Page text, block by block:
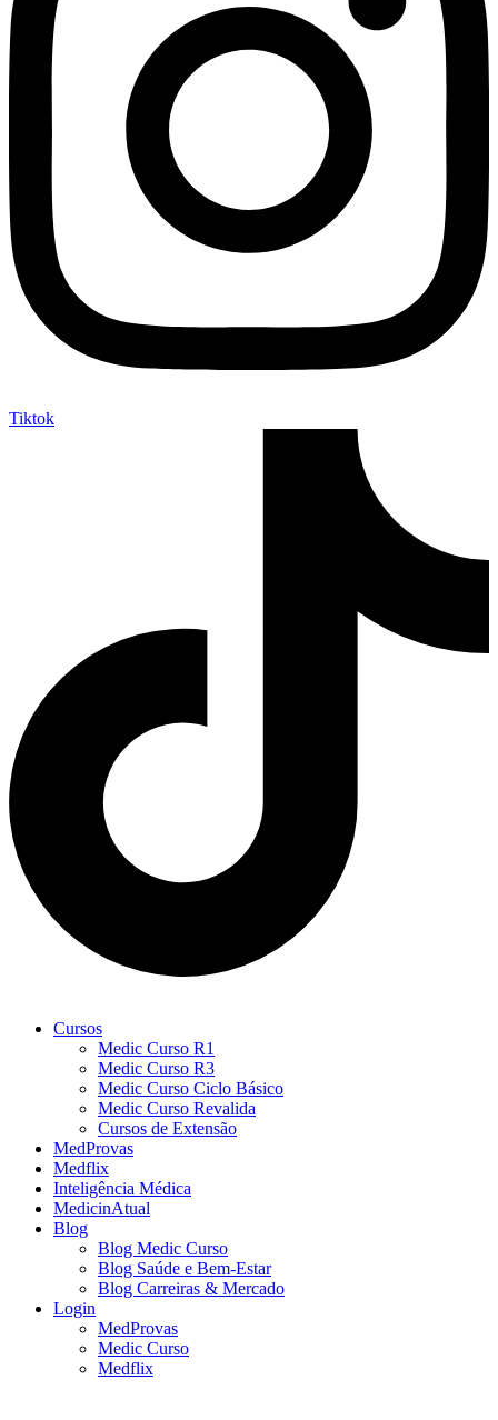
Tiktok
Cursos
Medic Curso R1
Medic Curso R3
Medic Curso Ciclo Básico
Medic Curso Revalida
Cursos de Extensão
MedProvas
Medflix
Inteligência Médica
MedicinAtual
Blog
Blog Medic Curso
Blog Saúde e Bem-Estar
Blog Carreiras & Mercado
Login
MedProvas
Medic Curso
Medflix